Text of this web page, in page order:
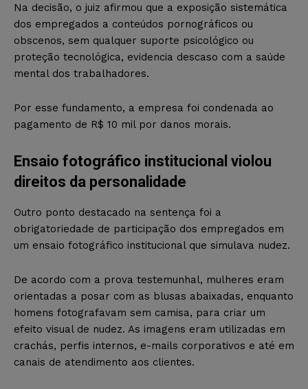
Na decisão, o juiz afirmou que a exposição sistemática
dos empregados a conteúdos pornográficos ou
obscenos, sem qualquer suporte psicológico ou
proteção tecnológica, evidencia descaso com a saúde
mental dos trabalhadores.
Por esse fundamento, a empresa foi condenada ao
pagamento de R$ 10 mil por danos morais.
Ensaio fotográfico institucional violou
direitos da personalidade
Outro ponto destacado na sentença foi a
obrigatoriedade de participação dos empregados em
um ensaio fotográfico institucional que simulava nudez.
De acordo com a prova testemunhal, mulheres eram
orientadas a posar com as blusas abaixadas, enquanto
homens fotografavam sem camisa, para criar um
efeito visual de nudez. As imagens eram utilizadas em
crachás, perfis internos, e-mails corporativos e até em
canais de atendimento aos clientes.